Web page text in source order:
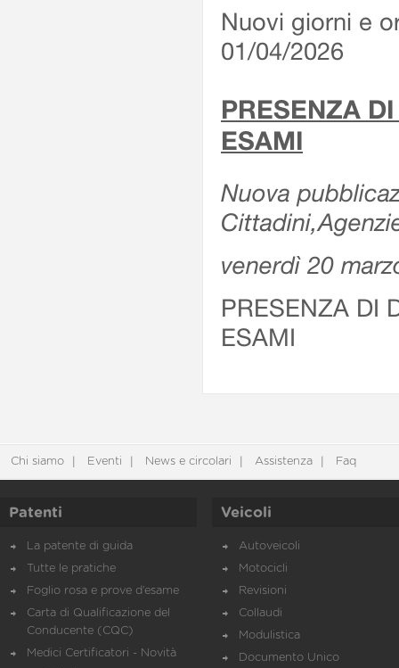
Nuovi giorni e
01/04/2026
PRESENZA
ESAMI
Nuova
venerdì 20
PRESENZA DI
ESAMI
Chi siamo Eventi News e circolari Assistenza Faq
Patenti
La patente di guida
Tutte le pratiche
Foglio rosa e prove d’esame
Carta di Qualificazione del
Conducente (CQC)
Medici Certificatori - Novità
Veicoli
Autoveicoli
Motocicli
Revisioni
Collaudi
Modulistica
Documento Unico